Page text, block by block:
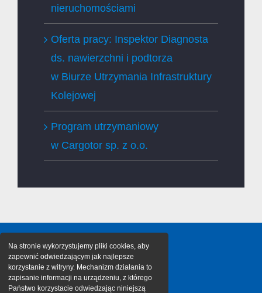
nieruchomościami
Oferta pracy: Inspektor Diagnosta
ds. nawierzchni i podtorza
w Biurze Utrzymania Infrastruktury
Kolejowej
Program utrzymaniowy
w Cargotor sp. z o.o.
Na stronie wykorzystujemy pliki cookies, aby
zapewnić odwiedzającym jak najlepsze
korzystanie z witryny. Mechanizm działania to
zapisanie informacji na urządzeniu, z którego
Państwo korzystacie odwiedzając niniejszą